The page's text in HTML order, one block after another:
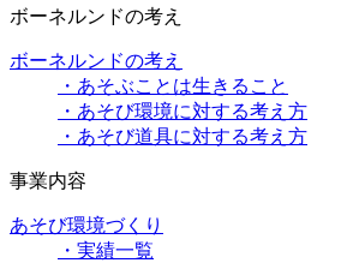
ボーネルンドの考え
ボーネルンドの考え
・あそぶことは生きること
・あそび環境に対する考え方
・あそび道具に対する考え方
事業内容
あそび環境づくり
・実績一覧